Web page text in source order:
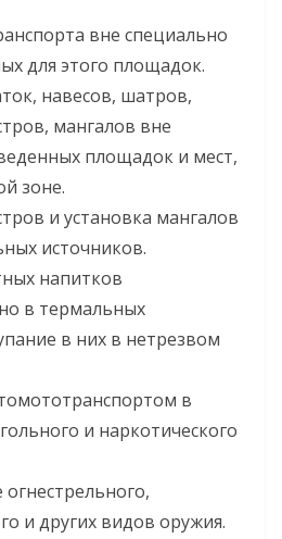
вне специально
для этого площадок.
навесов, шатров,
мангалов вне
площадок и мест,
зоне.
и установка мангалов
источников.
напитков
в термальных
в них в нетрезвом
в
и наркотического
и других видов оружия.